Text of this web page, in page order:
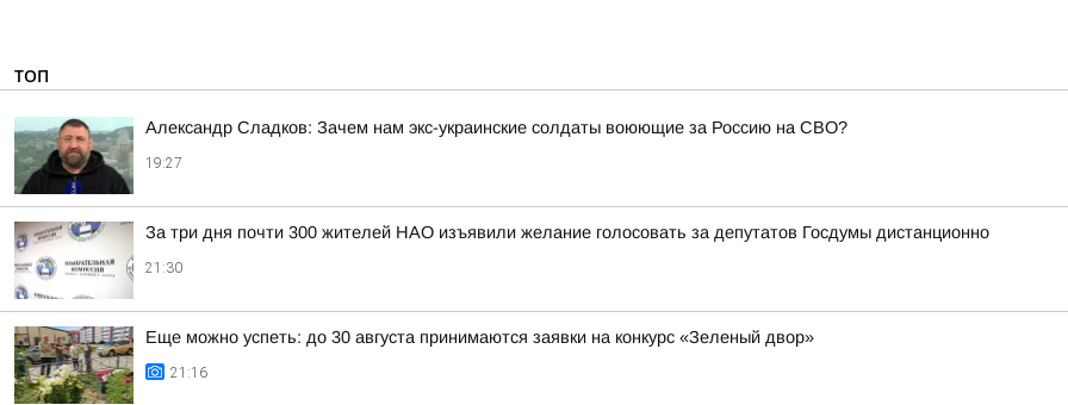
ТОП
Александр Сладков: Зачем нам экс-украинские солдаты воюющие за Россию на СВО?
19:27
За три дня почти 300 жителей НАО изъявили желание голосовать за депутатов Госдумы дистанционно
21:30
Еще можно успеть: до 30 августа принимаются заявки на конкурс «Зеленый двор»
21:16